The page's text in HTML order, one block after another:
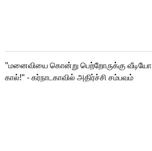
"மனைவியை கொன்று பெற்றோருக்கு வீடியோ
கால்!" - கர்நாடகாவில் அதிர்ச்சி சம்பவம்